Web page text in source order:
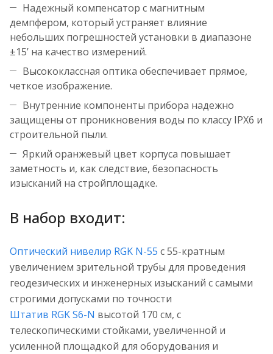
Надежный компенсатор с магнитным
демпфером, который устраняет влияние
небольших погрешностей установки в диапазоне
±15’ на качество измерений.
Высококлассная оптика обеспечивает прямое,
четкое изображение.
Внутренние компоненты прибора надежно
защищены от проникновения воды по классу IPX6 и
строительной пыли.
Яркий оранжевый цвет корпуса повышает
заметность и, как следствие, безопасность
изысканий на стройплощадке.
В набор входит:
Оптический нивелир RGK N-55 с 55-кратным
увеличением зрительной трубы для проведения
геодезических и инженерных изысканий с самыми
строгими допусками по точности
Штатив RGK S6-N высотой 170 см, с
телескопическими стойками, увеличенной и
усиленной площадкой для оборудования и